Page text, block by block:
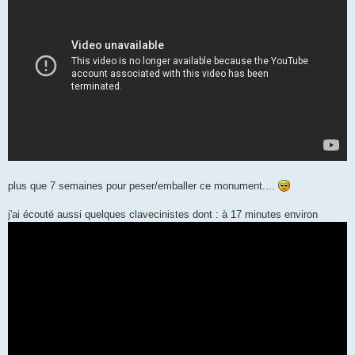
plus que 7 semaines pour peser/emballer ce monument....
j'ai écouté aussi quelques clavecinistes dont : à 17 minutes environ